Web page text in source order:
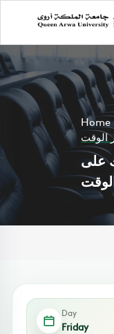
Home
الوقت
على
Day
Friday